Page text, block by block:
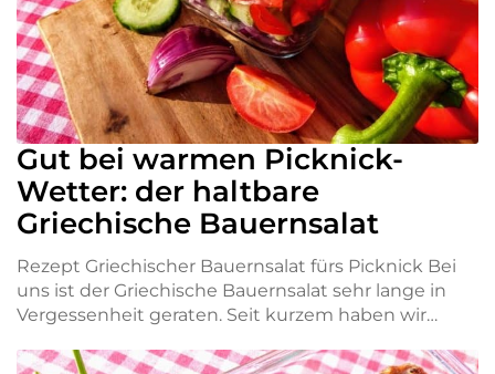
Gut bei warmen Picknick-
Wetter: der haltbare
Griechische Bauernsalat
Rezept Griechischer Bauernsalat fürs Picknick Bei
uns ist der Griechische Bauernsalat sehr lange in
Vergessenheit geraten. Seit kurzem haben wir…